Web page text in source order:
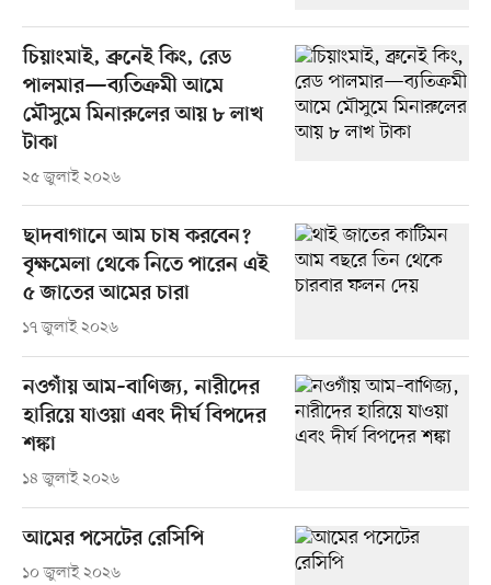
চিয়াংমাই, ব্রুনেই কিং, রেড
পালমার—ব্যতিক্রমী আমে
মৌসুমে মিনারুলের আয় ৮ লাখ
টাকা
২৫ জুলাই ২০২৬
ছাদবাগানে আম চাষ করবেন?
বৃক্ষমেলা থেকে নিতে পারেন এই
৫ জাতের আমের চারা
১৭ জুলাই ২০২৬
নওগাঁয় আম–বাণিজ্য, নারীদের
হারিয়ে যাওয়া এবং দীর্ঘ বিপদের
শঙ্কা
১৪ জুলাই ২০২৬
আমের পসেটের রেসিপি
১০ জুলাই ২০২৬